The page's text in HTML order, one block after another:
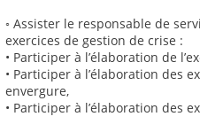
◦ Assister le responsable de
exercices de gestion de crise :
• Participer à l’élaboration de
• Participer à l’élaboration des
envergure,
• Participer à l’élaboration des